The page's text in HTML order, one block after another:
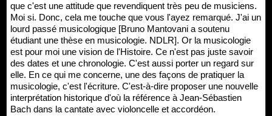
que c'est une attitude que revendiquent très peu de musiciens.
Moi si. Donc, cela me touche que vous l'ayez remarqué. J'ai un
lourd passé musicologique [Bruno Mantovani a soutenu
étudiant une thèse en musicologie. NDLR]. Or la musicologie
est pour moi une vision de l'Histoire. Ce n'est pas juste savoir
des dates et une chronologie. C'est aussi porter un regard sur
elle. En ce qui me concerne, une des façons de pratiquer la
musicologie, c'est l'écriture. C'est-à-dire proposer une nouvelle
interprétation historique d'où la référence à Jean-Sébastien
Bach dans la cantate avec violoncelle et accordéon.